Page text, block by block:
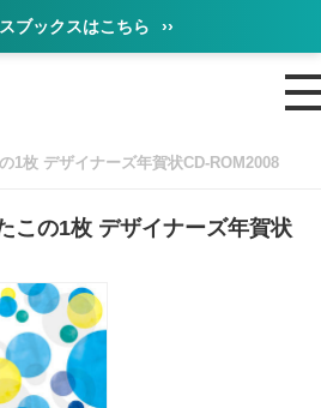
ブックスはこちら ››
1枚 デザイナーズ年賀状CD-ROM2008
この1枚 デザイナーズ年賀状